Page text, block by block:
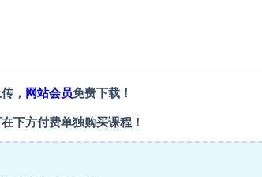
， 网站会员免费下载！
下方付费单独购买课程！